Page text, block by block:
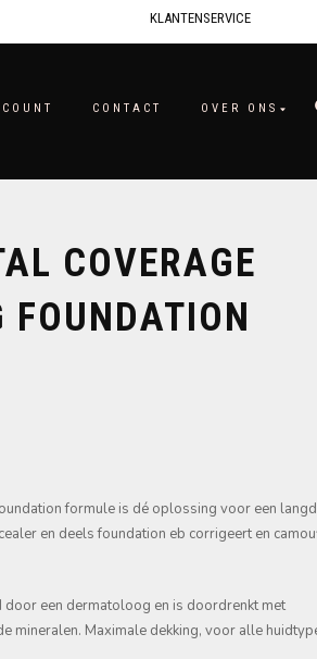
KLANTENSERVICE
CONTACT OVER ONS
COVERAGE
FOUNDATION
formule is dé oplossing voor een
en deels foundation eb corrigeert en
een dermatoloog en is doordrenkt met
mineralen. Maximale dekking, voor alle